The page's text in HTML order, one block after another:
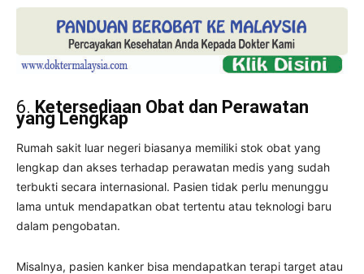
6. Ketersediaan Obat dan Perawatan
yang Lengkap
Rumah sakit luar negeri biasanya memiliki stok obat yang
lengkap dan akses terhadap perawatan medis yang sudah
terbukti secara internasional. Pasien tidak perlu menunggu
lama untuk mendapatkan obat tertentu atau teknologi baru
dalam pengobatan.
Misalnya, pasien kanker bisa mendapatkan terapi target atau